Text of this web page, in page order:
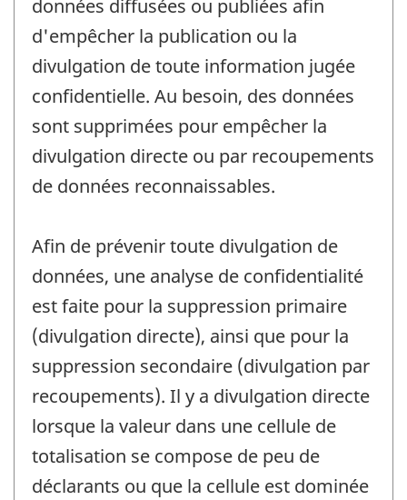
données diffusées ou publiées afin
d'empêcher la publication ou la
divulgation de toute information jugée
confidentielle. Au besoin, des données
sont supprimées pour empêcher la
divulgation directe ou par recoupements
de données reconnaissables.
Afin de prévenir toute divulgation de
données, une analyse de confidentialité
est faite pour la suppression primaire
(divulgation directe), ainsi que pour la
suppression secondaire (divulgation par
recoupements). Il y a divulgation directe
lorsque la valeur dans une cellule de
totalisation se compose de peu de
déclarants ou que la cellule est dominée